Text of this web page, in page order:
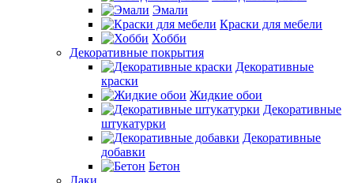
Эмали
Краски для мебели
Хобби
Декоративные покрытия
Декоративные
краски
Жидкие обои
Декоративные
штукатурки
Декоративные
добавки
Бетон
Лаки